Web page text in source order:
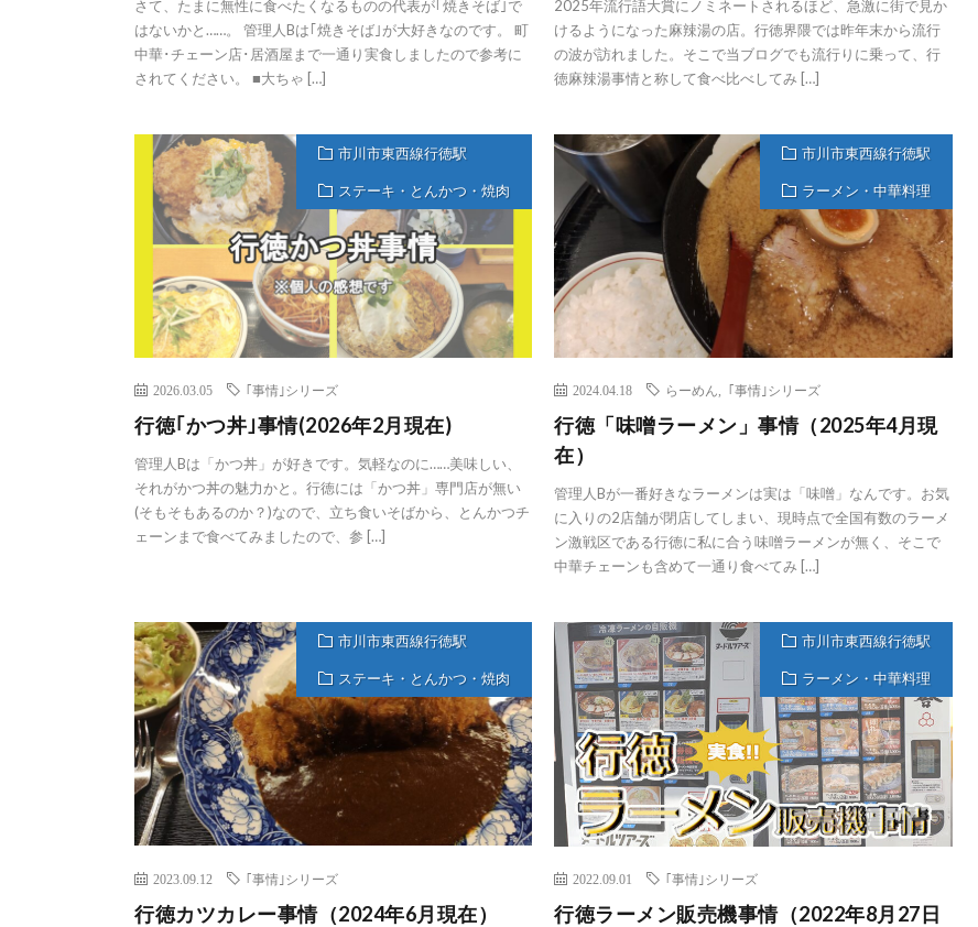
さて、たまに無性に食べたくなるものの代表が｢焼きそば｣で
はないかと……。 管理人Bは｢焼きそば｣が大好きなのです。 町
中華･チェーン店･居酒屋まで一通り実食しましたので参考に
されてください。 ■大ちゃ […]
2025年流行語大賞にノミネートされるほど、急激に街で見か
けるようになった麻辣湯の店。行徳界隈では昨年末から流行
の波が訪れました。そこで当ブログでも流行りに乗って、行
徳麻辣湯事情と称して食べ比べしてみ […]
市川市東西線行徳駅
ステーキ・とんかつ・焼肉
2026.03.05 ｢事情｣シリーズ
行徳｢かつ丼｣事情(2026年2月現在)
管理人Bは「かつ丼」が好きです。気軽なのに……美味しい、
それがかつ丼の魅力かと。行徳には「かつ丼」専門店が無い
(そもそもあるのか？)なので、立ち食いそばから、とんかつチ
ェーンまで食べてみましたので、参 […]
市川市東西線行徳駅
ラーメン・中華料理
2024.04.18 らーめん ｢事情｣シリーズ
行徳「味噌ラーメン」事情（2025年4月現
在）
管理人Bが一番好きなラーメンは実は「味噌」なんです。お気
に入りの2店舗が閉店してしまい、現時点で全国有数のラーメ
ン激戦区である行徳に私に合う味噌ラーメンが無く、そこで
中華チェーンも含めて一通り食べてみ […]
市川市東西線行徳駅
ステーキ・とんかつ・焼肉
2023.09.12 ｢事情｣シリーズ
行徳カツカレー事情（2024年6月現在）
市川市東西線行徳駅
ラーメン・中華料理
2022.09.01 ｢事情｣シリーズ
行徳ラーメン販売機事情（2022年8月27日